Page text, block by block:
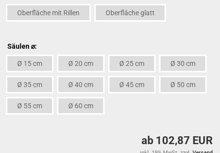
Oberfläche mit Rillen Oberfläche glatt
Säulen ⌀:
Ø 15 cm Ø 20 cm Ø 25 cm Ø 30 cm
Ø 35 cm Ø 40 cm Ø 45 cm Ø 50 cm
Ø 55 cm Ø 60 cm
ab 102,87 EUR